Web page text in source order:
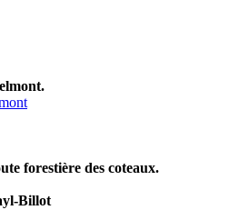
forestière des coteaux.
Billot